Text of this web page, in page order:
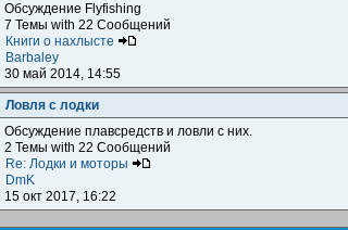
Обсуждение Flyfishing
7 Темы with 22 Сообщений
Книги о нахлысте
Barbaley
30 май 2014, 14:55
Ловля с лодки
Обсуждение плавсредств и ловли с них.
2 Темы with 22 Сообщений
Re: Лодки и моторы
DmK
15 окт 2017, 16:22